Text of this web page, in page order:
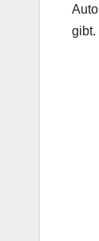
gibt.